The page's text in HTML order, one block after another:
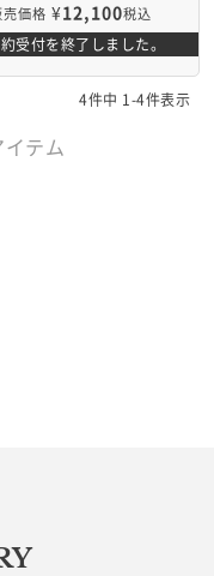
売価格 ¥12,100税込
受付を終了しました。
4件中 1 -4件表示
テム